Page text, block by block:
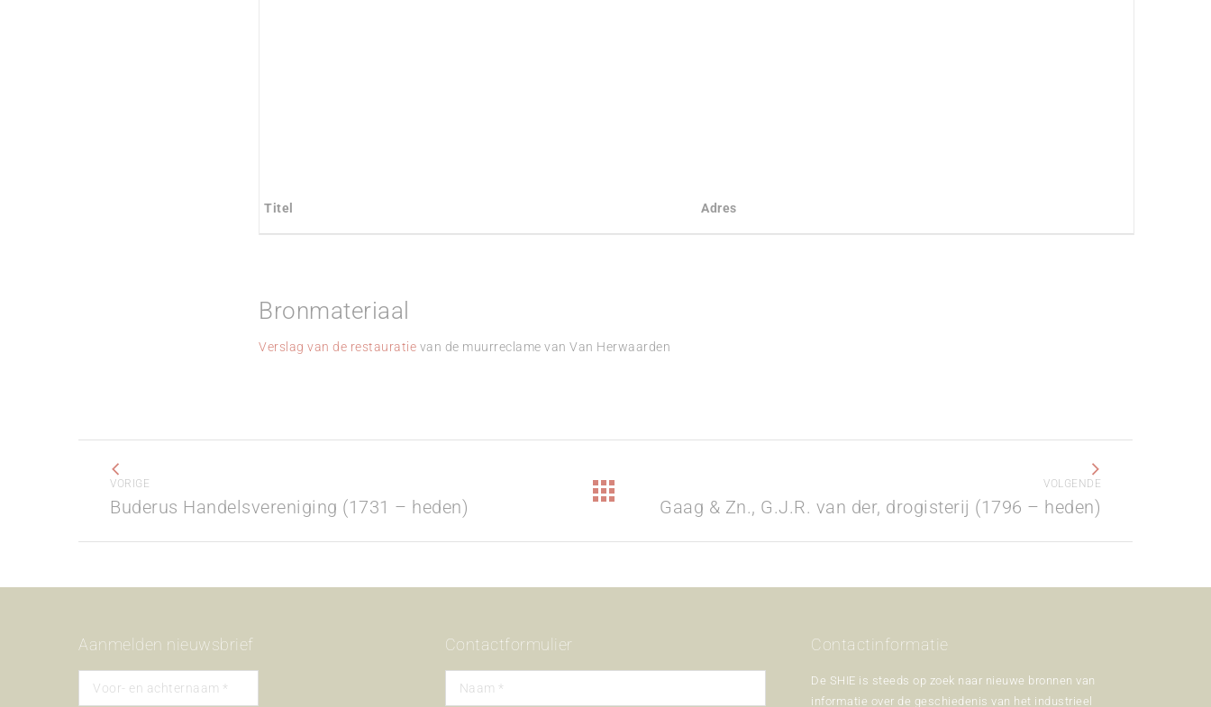
Titel Adres
Bronmateriaal
Verslag van de restauratie van de muurreclame van Van Herwaarden
navigation
VORIGE
Previous
Buderus Handelsvereniging (1731 – heden)
VOLGENDE
NextGaag & Zn., G.J.R. van der, drogisterij (1796 – heden)
Aanmelden nieuwsbrief Contactformulier
Naam *
Contactinformatie
De SHIE is steeds op zoek naar nieuwe bronnen van
informatie over de geschiedenis van het industrieel